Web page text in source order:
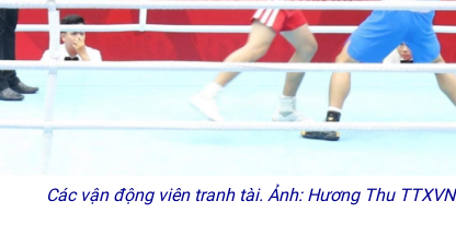
Các vận động viên tranh tài. Ảnh: Hương Thu TTXVN